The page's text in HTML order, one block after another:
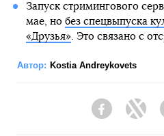
Запуск стримингового
мае, но без спецвыпуска
«Друзья». Это связано с
Автор: Kostia Andreykovets
Facebook